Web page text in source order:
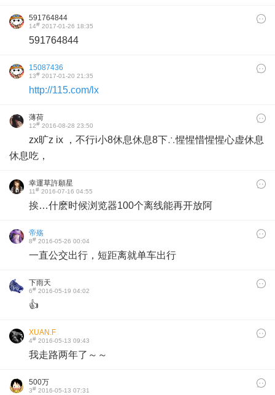
591764844
14# 2017-01-26 18:35
591764844
15087436
13# 2017-01-20 21:35
http://115.com/lx
薄荷
12# 2016-08-28 23:50
zx旷z ix ，不行i小8休息休息8下∴惺惺惜惺惺心虚休息
休息吃，
幸運草許願星
11# 2016-07-16 04:55
挨…什麽时候浏览器100个离线能再开放阿
帝殇
8# 2016-05-26 00:04
一直公交出行，短距离就单车出行
下雨天
6# 2016-05-19 04:02
👍
XUAN.F
4# 2016-05-13 09:43
我走路两年了～～
500万
3# 2016-05-13 07:31